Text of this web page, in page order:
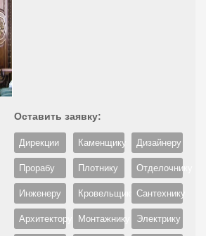
Оставить заявку:
Дирекции
Прорабу
Инженеру
Архитектору
Каменщику
Плотнику
Кровельщику
Монтажнику
Дизайнеру
Отделочнику
Сантехнику
Электрику